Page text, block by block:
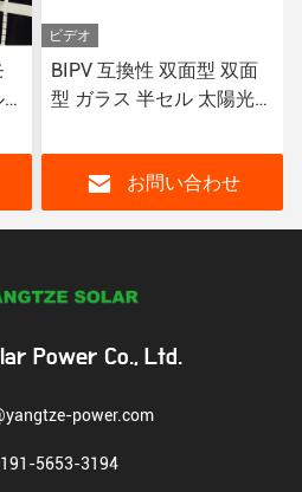
ビデオ
BIPV 互換性 双面型 双面
型 ガラス 半セル 太陽光パ
お問い合わせ
Power Co., Ltd.
power.com
5653-3194